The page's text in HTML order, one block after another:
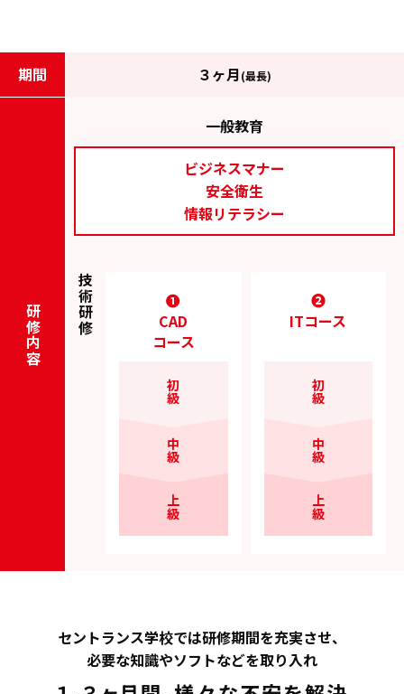
期間 ３ヶ月(最長)
研修内容
一般教育
ビジネスマナー
安全衛生
情報リテラシー
技術研修
❶
CAD
コース
初級
中級
上級
❷
ITコース
初級
中級
上級
セントランス学校では研修期間を充実させ、
必要な知識やソフトなどを取り入れ